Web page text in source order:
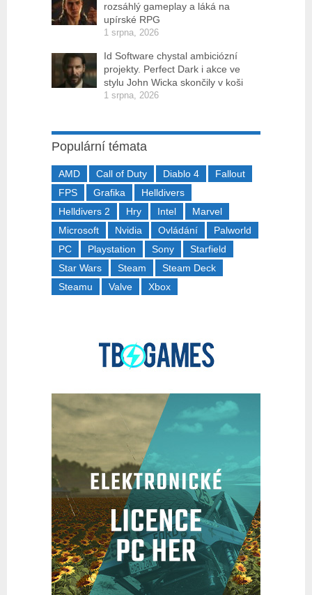
rozsáhlý gameplay a láká na
upírské RPG
1 srpna, 2026
Id Software chystal ambiciózní
projekty. Perfect Dark i akce ve
stylu John Wicka skončily v koši
1 srpna, 2026
Populární témata
AMD Call of Duty Diablo 4
Fallout
FPS
Grafika
Helldivers
Helldivers 2
Hry Intel
Marvel
Microsoft
Nvidia Ovládání
Palworld
PC
Playstation Sony
Starfield
Star Wars
Steam
Steam Deck
Steamu
Valve Xbox